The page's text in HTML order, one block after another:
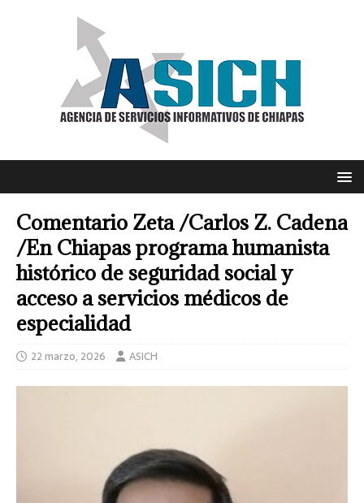
Comentario Zeta /Carlos Z. Cadena
/En Chiapas programa humanista
histórico de seguridad social y
acceso a servicios médicos de
especialidad
22 marzo, 2026 ASICH